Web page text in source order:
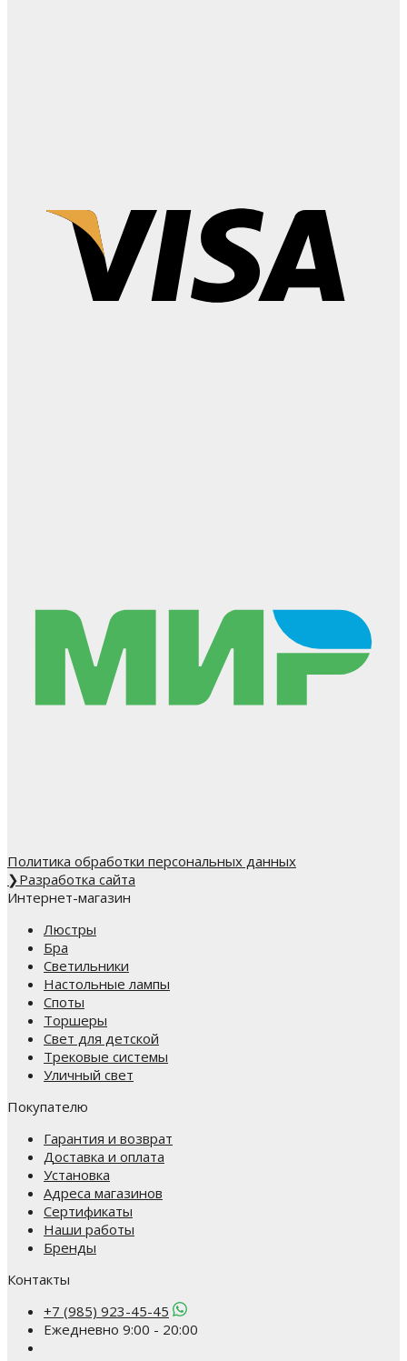
Политика обработки персональных данных
❯Разработка сайта
Интернет-магазин
Люстры
Бра
Светильники
Настольные лампы
Споты
Торшеры
Свет для детской
Трековые системы
Уличный свет
Покупателю
Гарантия и возврат
Доставка и оплата
Установка
Адреса магазинов
Сертификаты
Наши работы
Бренды
Контакты
+7 (985) 923-45-45
Ежедневно 9:00 - 20:00